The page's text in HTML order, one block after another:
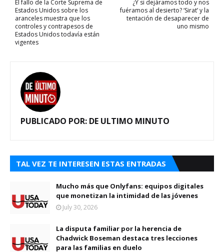
¿Y si dejáramos todo y nos
fuéramos al desierto? ‘Sirat’ y la
tentación de desaparecer de
uno mismo
El fallo de la Corte Suprema de
Estados Unidos sobre los
aranceles muestra que los
controles y contrapesos de
Estados Unidos todavía están
vigentes
PUBLICADO POR: DE ULTIMO MINUTO
TAL VEZ TE INTERESEN ESTAS ENTRADAS
Mucho más que Onlyfans: equipos digitales
que monetizan la intimidad de las jóvenes
July 30, 2026
La disputa familiar por la herencia de
Chadwick Boseman destaca tres lecciones
para las familias en duelo